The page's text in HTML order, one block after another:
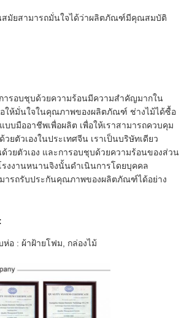
สมัยสามารถมั่นใจได้ว่าผลิตภัณฑ์มีคุณสมบัติ
ารอบชุบด้วยความร้อนมีความสำคัญมากใน
อให้มั่นใจในคุณภาพของผลิตภัณฑ์ ช่างไม้ได้ซื้อ
บมืออาชีพเพื่อผลิต เพื่อให้เราสามารถควบคุม
ยตัวเองในประเทศจีน เราเป็นบริษัทเดียว
วยตัวเอง และการอบชุบด้วยความร้อนของส่วน
งงานหนานจิงนั้นดำเนินการโดยบุคคล
ารถรับประกันคุณภาพของผลิตภัณฑ์ได้อย่าง
ห่อ : ผ้าฝ้ายโฟม, กล่องไม้